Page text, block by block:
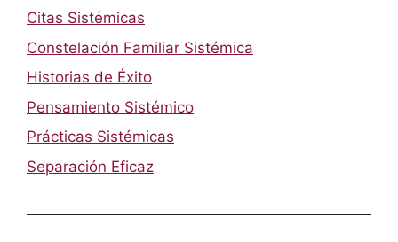
Citas Sistémicas
Constelación Familiar Sistémica
Historias de Éxito
Pensamiento Sistémico
Prácticas Sistémicas
Separación Eficaz